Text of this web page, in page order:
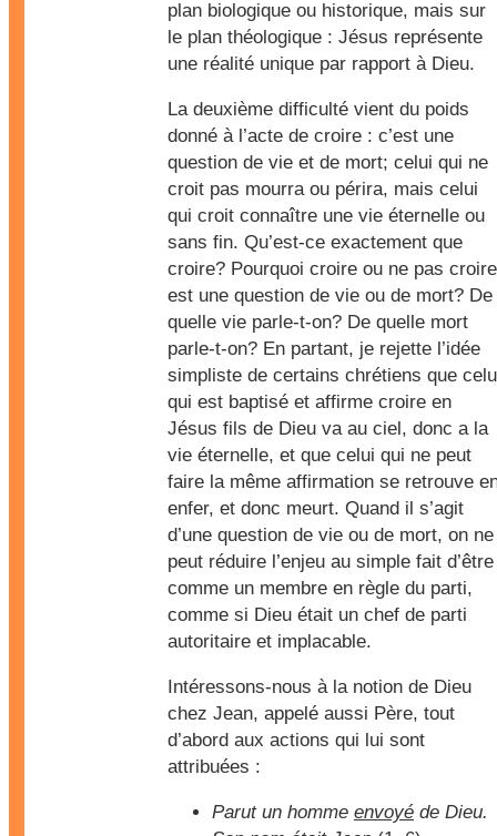
plan biologique ou historique, mais sur
le plan théologique : Jésus représente
une réalité unique par rapport à Dieu.
La deuxième difficulté vient du poids
donné à l’acte de croire : c’est une
question de vie et de mort; celui qui ne
croit pas mourra ou périra, mais celui
qui croit connaître une vie éternelle ou
sans fin. Qu’est-ce exactement que
croire? Pourquoi croire ou ne pas croire
est une question de vie ou de mort? De
quelle vie parle-t-on? De quelle mort
parle-t-on? En partant, je rejette l’idée
simpliste de certains chrétiens que
qui est baptisé et affirme croire en
Jésus fils de Dieu va au ciel, donc a la
vie éternelle, et que celui qui ne peut
faire la même affirmation se retrouve
enfer, et donc meurt. Quand il s’agit
d’une question de vie ou de mort, on ne
peut réduire l’enjeu au simple fait d’être
comme un membre en règle du parti,
comme si Dieu était un chef de parti
autoritaire et implacable.
Intéressons-nous à la notion de Dieu
chez Jean, appelé aussi Père, tout
d’abord aux actions qui lui sont
attribuées :
Parut un homme envoyé de Dieu.